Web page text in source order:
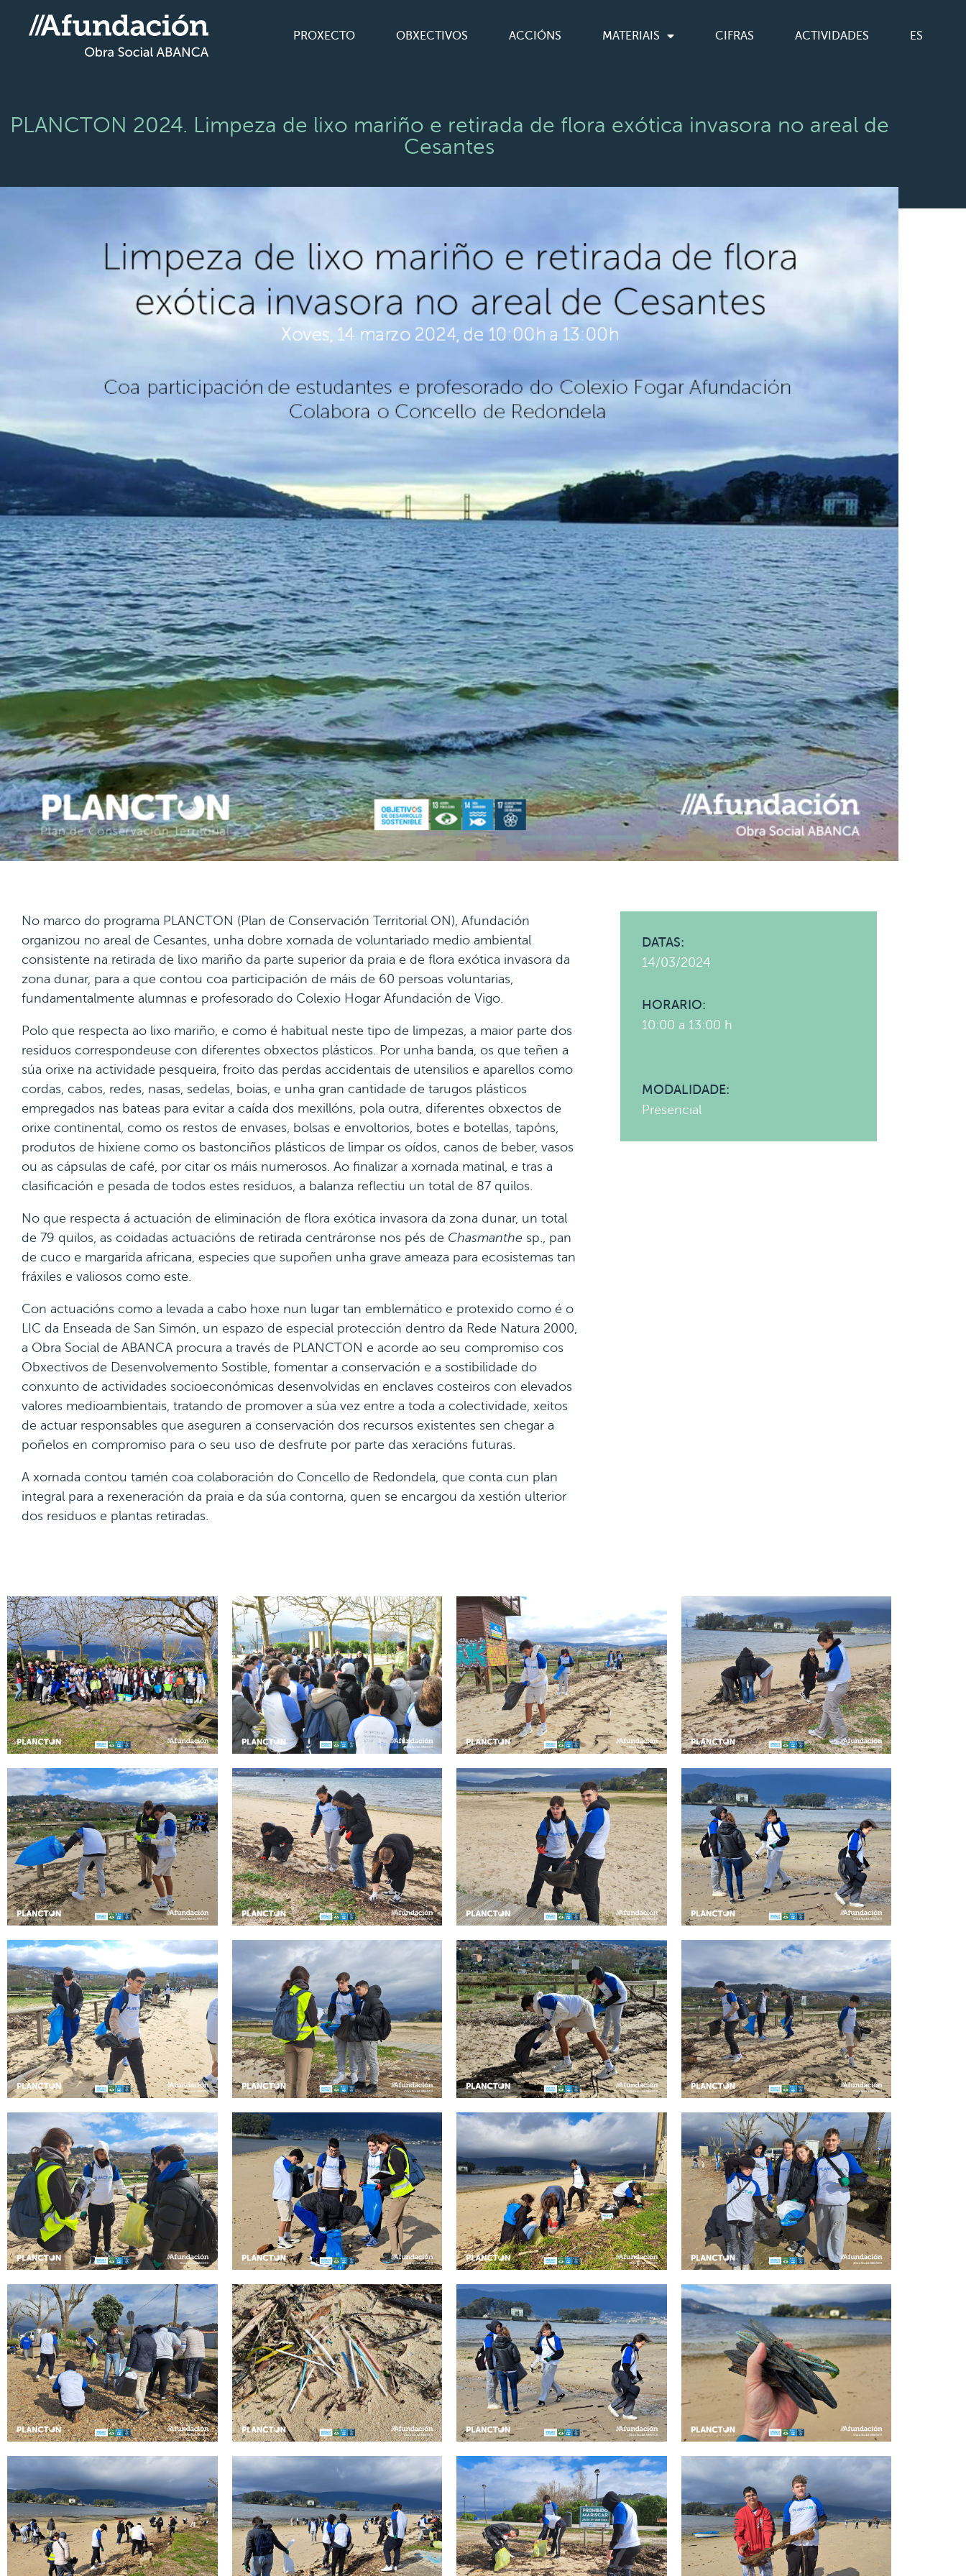
PROXECTO OBXECTIVOS ACCIÓNS MATERIAIS CIFRAS ACTIVIDADES ES
PLANCTON 2024. Limpeza de lixo mariño e retirada de flora exótica invasora no areal de
Cesantes
No marco do programa PLANCTON (Plan de Conservación Territorial ON), Afundación
organizou no areal de Cesantes, unha dobre xornada de voluntariado medio ambiental
consistente na retirada de lixo mariño da parte superior da praia e de flora exótica invasora da
zona dunar, para a que contou coa participación de máis de 60 persoas voluntarias,
fundamentalmente alumnas e profesorado do Colexio Hogar Afundación de Vigo.
Polo que respecta ao lixo mariño, e como é habitual neste tipo de limpezas, a maior parte dos
residuos correspondeuse con diferentes obxectos plásticos. Por unha banda, os que teñen a
súa orixe na actividade pesqueira, froito das perdas accidentais de utensilios e aparellos como
cordas, cabos, redes, nasas, sedelas, boias, e unha gran cantidade de tarugos plásticos
empregados nas bateas para evitar a caída dos mexillóns, pola outra, diferentes obxectos de
orixe continental, como os restos de envases, bolsas e envoltorios, botes e botellas, tapóns,
produtos de hixiene como os bastonciños plásticos de limpar os oídos, canos de beber, vasos
ou as cápsulas de café, por citar os máis numerosos. Ao finalizar a xornada matinal, e tras a
clasificación e pesada de todos estes residuos, a balanza reflectiu un total de 87 quilos.
No que respecta á actuación de eliminación de flora exótica invasora da zona dunar, un total
de 79 quilos, as coidadas actuacións de retirada centráronse nos pés de Chasmanthe sp., pan
de cuco e margarida africana, especies que supoñen unha grave ameaza para ecosistemas tan
fráxiles e valiosos como este.
Con actuacións como a levada a cabo hoxe nun lugar tan emblemático e protexido como é o
LIC da Enseada de San Simón, un espazo de especial protección dentro da Rede Natura 2000,
a Obra Social de ABANCA procura a través de PLANCTON e acorde ao seu compromiso cos
Obxectivos de Desenvolvemento Sostible, fomentar a conservación e a sostibilidade do
conxunto de actividades socioeconómicas desenvolvidas en enclaves costeiros con elevados
valores medioambientais, tratando de promover a súa vez entre a toda a colectividade, xeitos
de actuar responsables que aseguren a conservación dos recursos existentes sen chegar a
poñelos en compromiso para o seu uso de desfrute por parte das xeracións futuras.
A xornada contou tamén coa colaboración do Concello de Redondela, que conta cun plan
integral para a rexeneración da praia e da súa contorna, quen se encargou da xestión ulterior
dos residuos e plantas retiradas.
DATAS:
14/03/2024
HORARIO:
10:00 a 13:00 h
MODALIDADE:
Presencial